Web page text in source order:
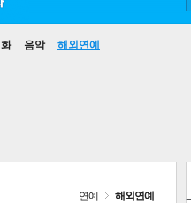
음악 해외연예
연예 해외연예